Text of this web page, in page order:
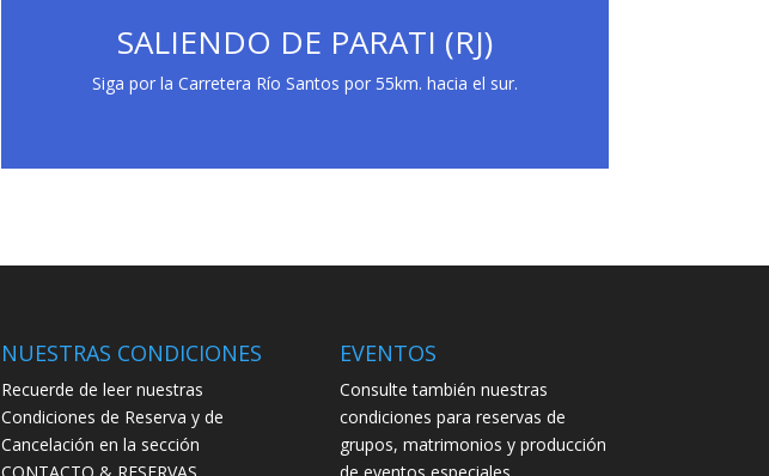
SALIENDO DE PARATI (RJ)
Siga por la Carretera Río Santos por 55km. hacia el sur.
NUESTRAS CONDICIONES
Recuerde de leer nuestras
Condiciones de Reserva y de
Cancelación en la sección
EVENTOS
Consulte también nuestras
condiciones para reservas de
grupos, matrimonios y producción